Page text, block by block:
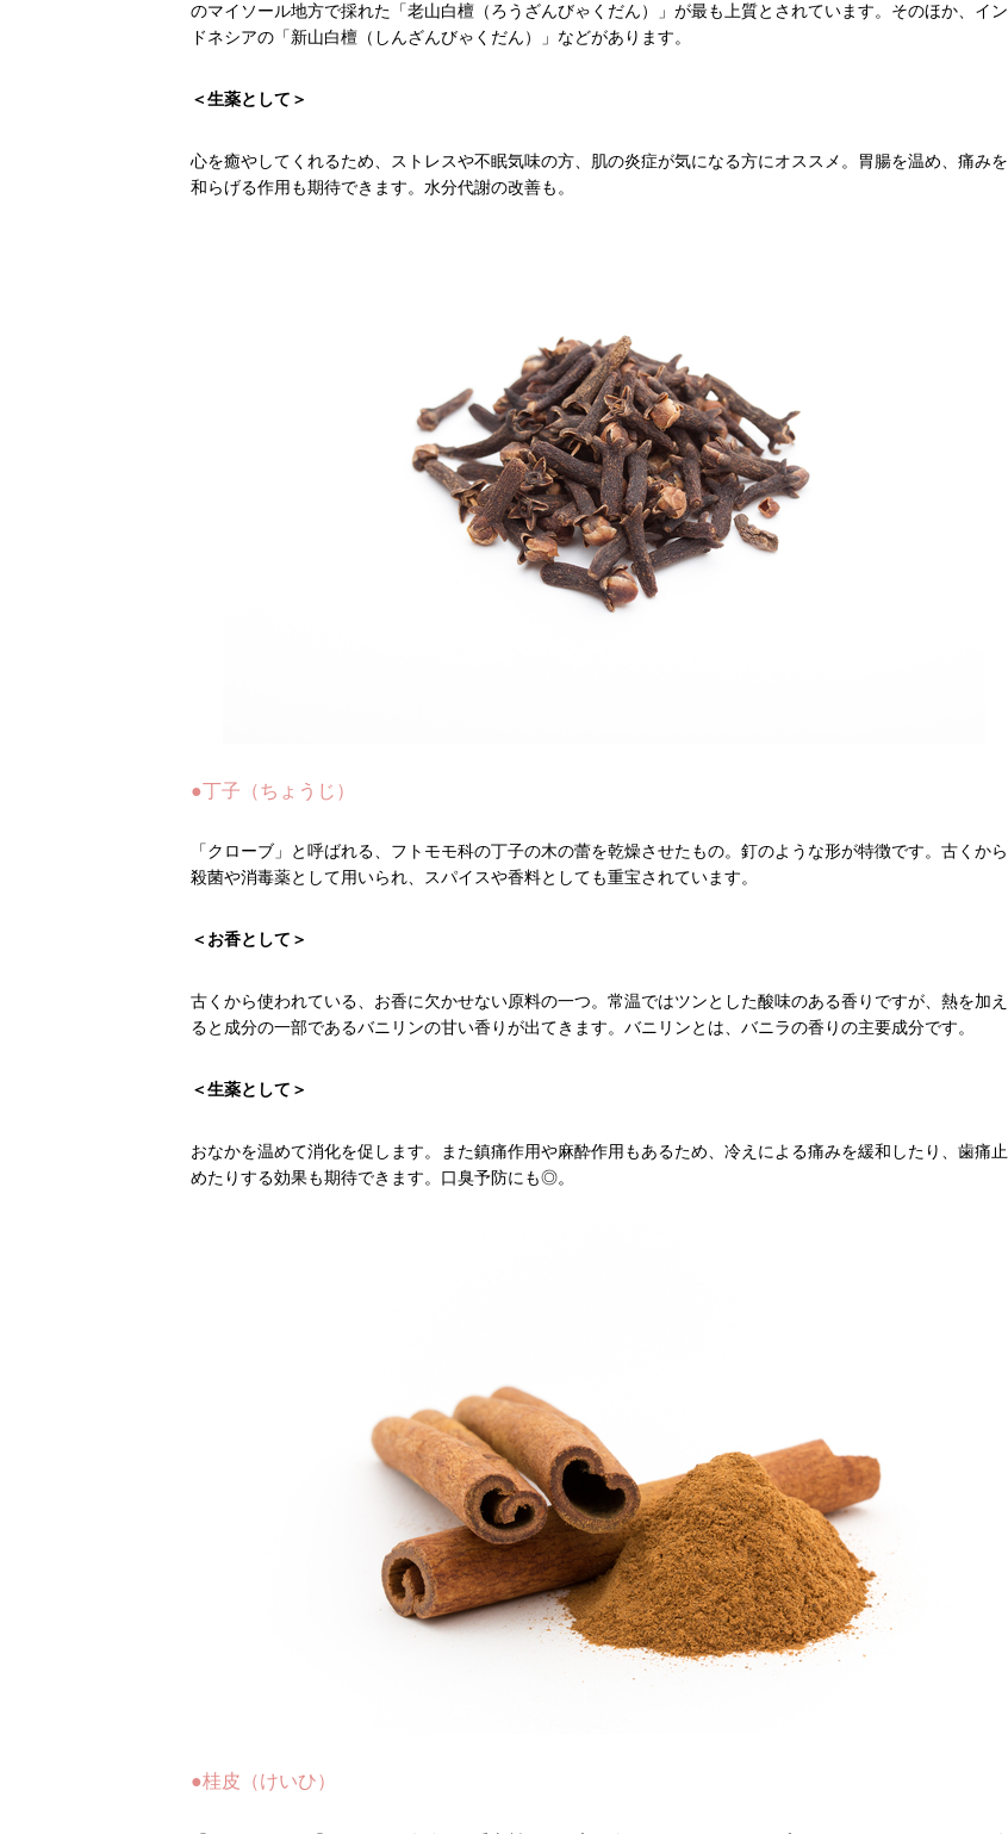
のマイソール地方で採れた「老山白檀（ろうざんびゃくだん）」が最も上質とされています。そのほか、イン
ドネシアの「新山白檀（しんざんびゃくだん）」などがあります。
＜生薬として＞
心を癒やしてくれるため、ストレスや不眠気味の方、肌の炎症が気になる方にオススメ。胃腸を温め、痛みを
和らげる作用も期待できます。水分代謝の改善も。
●丁子（ちょうじ）
「クローブ」と呼ばれる、フトモモ科の丁子の木の蕾を乾燥させたもの。釘のような形が特徴です。古くから
殺菌や消毒薬として用いられ、スパイスや香料としても重宝されています。
＜お香として＞
古くから使われている、お香に欠かせない原料の一つ。常温ではツンとした酸味のある香りですが、熱を加え
ると成分の一部であるバニリンの甘い香りが出てきます。バニリンとは、バニラの香りの主要成分です。
＜生薬として＞
おなかを温めて消化を促します。また鎮痛作用や麻酔作用もあるため、冷えによる痛みを緩和したり、歯痛止
めたりする効果も期待できます。口臭予防にも◎。
●桂皮（けいひ）